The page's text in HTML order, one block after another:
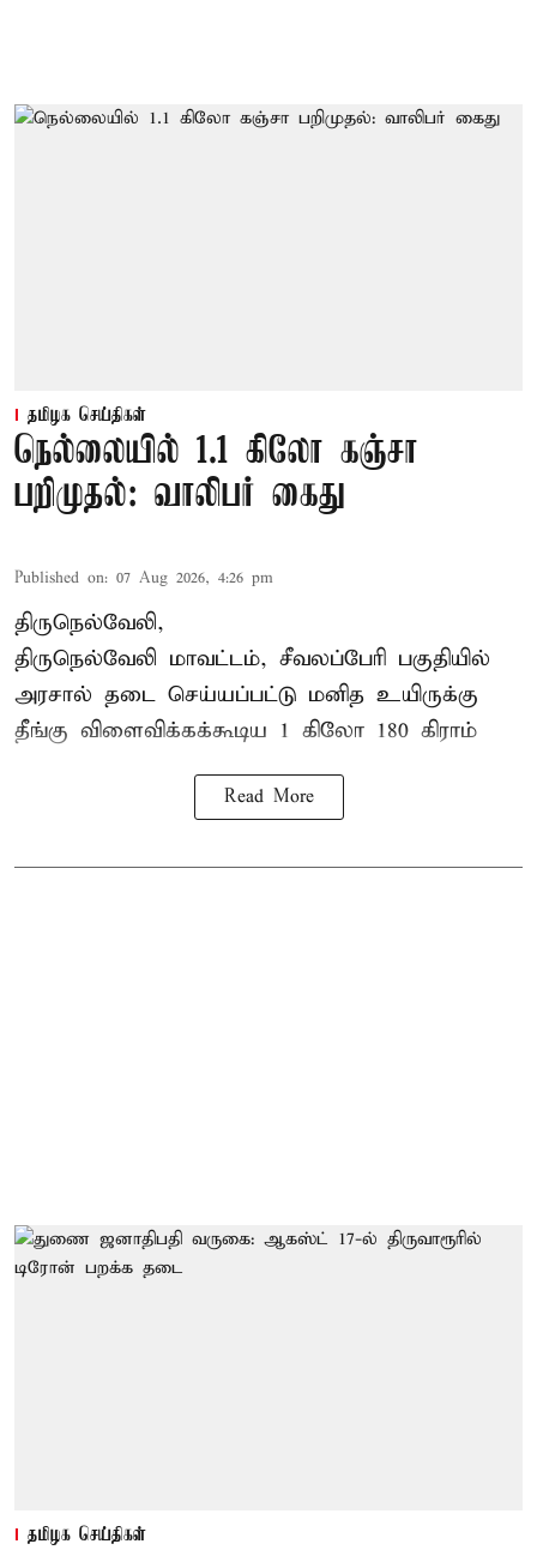
தமிழக செய்திகள்
நெல்லையில் 1.1 கிலோ கஞ்சா
பறிமுதல்: வாலிபர் கைது
Published on: 07 Aug 2026, 4:26 pm
திருநெல்வேலி,
திருநெல்வேலி மாவட்டம், சீவலப்பேரி பகுதியில்
அரசால் தடை செய்யப்பட்டு மனித உயிருக்கு
தீங்கு விளைவிக்கக்கூடிய 1 கிலோ 180 கிராம்
Read More
தமிழக செய்திகள்